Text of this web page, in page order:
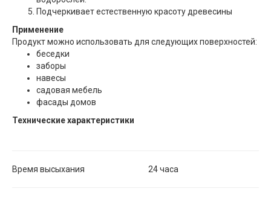
Подчеркивает естественную красоту древесины
Применение
Продукт можно использовать для следующих поверхностей:
беседки
заборы
навесы
садовая мебель
фасады домов
Технические характеристики
Время высыхания 24 часа